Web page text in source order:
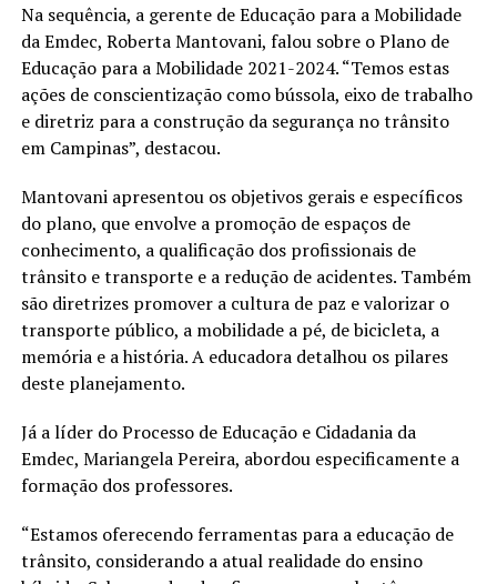
Na sequência, a gerente de Educação para a Mobilidade
da Emdec, Roberta Mantovani, falou sobre o Plano de
Educação para a Mobilidade 2021-2024. “Temos estas
ações de conscientização como bússola, eixo de trabalho
e diretriz para a construção da segurança no trânsito
em Campinas”, destacou.
Mantovani apresentou os objetivos gerais e específicos
do plano, que envolve a promoção de espaços de
conhecimento, a qualificação dos profissionais de
trânsito e transporte e a redução de acidentes. Também
são diretrizes promover a cultura de paz e valorizar o
transporte público, a mobilidade a pé, de bicicleta, a
memória e a história. A educadora detalhou os pilares
deste planejamento.
Já a líder do Processo de Educação e Cidadania da
Emdec, Mariangela Pereira, abordou especificamente a
formação dos professores.
“Estamos oferecendo ferramentas para a educação de
trânsito, considerando a atual realidade do ensino